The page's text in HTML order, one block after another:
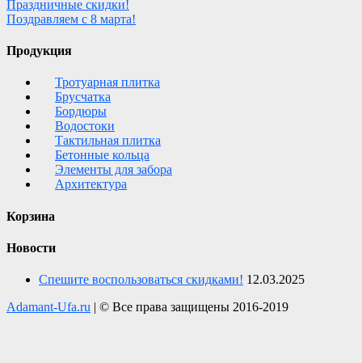
Навигация
по
записям
Праздничные скидки!
Поздравляем с 8 марта!
Продукция
Тротуарная плитка
Брусчатка
Бордюры
Водостоки
Тактильная плитка
Бетонные кольца
Элементы для забора
Архитектура
Корзина
Новости
Спешите воспользоваться скидками! 12.03.2025
Adamant-Ufa.ru | © Все права защищены 2016-2019